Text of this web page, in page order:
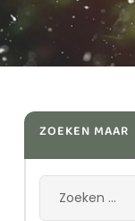
ZOEKEN MAAR